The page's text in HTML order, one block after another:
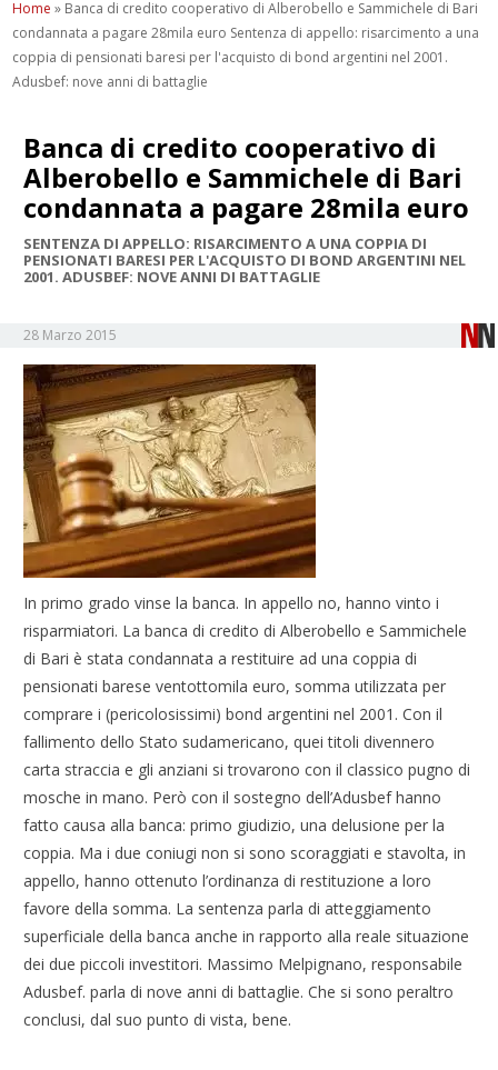
Home » Banca di credito cooperativo di Alberobello e Sammichele di Bari
condannata a pagare 28mila euro Sentenza di appello: risarcimento a una
coppia di pensionati baresi per l'acquisto di bond argentini nel 2001.
Adusbef: nove anni di battaglie
Banca di credito cooperativo di
Alberobello e Sammichele di Bari
condannata a pagare 28mila euro
SENTENZA DI APPELLO: RISARCIMENTO A UNA COPPIA DI
PENSIONATI BARESI PER L'ACQUISTO DI BOND ARGENTINI NEL
2001. ADUSBEF: NOVE ANNI DI BATTAGLIE
28 Marzo 2015
In primo grado vinse la banca. In appello no, hanno vinto i
risparmiatori. La banca di credito di Alberobello e Sammichele
di Bari è stata condannata a restituire ad una coppia di
pensionati barese ventottomila euro, somma utilizzata per
comprare i (pericolosissimi) bond argentini nel 2001. Con il
fallimento dello Stato sudamericano, quei titoli divennero
carta straccia e gli anziani si trovarono con il classico pugno di
mosche in mano. Però con il sostegno dell’Adusbef hanno
fatto causa alla banca: primo giudizio, una delusione per la
coppia. Ma i due coniugi non si sono scoraggiati e stavolta, in
appello, hanno ottenuto l’ordinanza di restituzione a loro
favore della somma. La sentenza parla di atteggiamento
superficiale della banca anche in rapporto alla reale situazione
dei due piccoli investitori. Massimo Melpignano, responsabile
Adusbef. parla di nove anni di battaglie. Che si sono peraltro
conclusi, dal suo punto di vista, bene.